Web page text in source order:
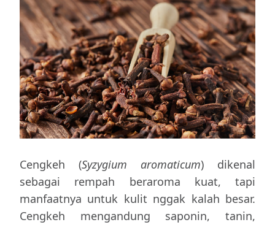
Cengkeh (Syzygium aromaticum) dikenal
sebagai rempah beraroma kuat, tapi
manfaatnya untuk kulit nggak kalah besar.
Cengkeh mengandung saponin, tanin,